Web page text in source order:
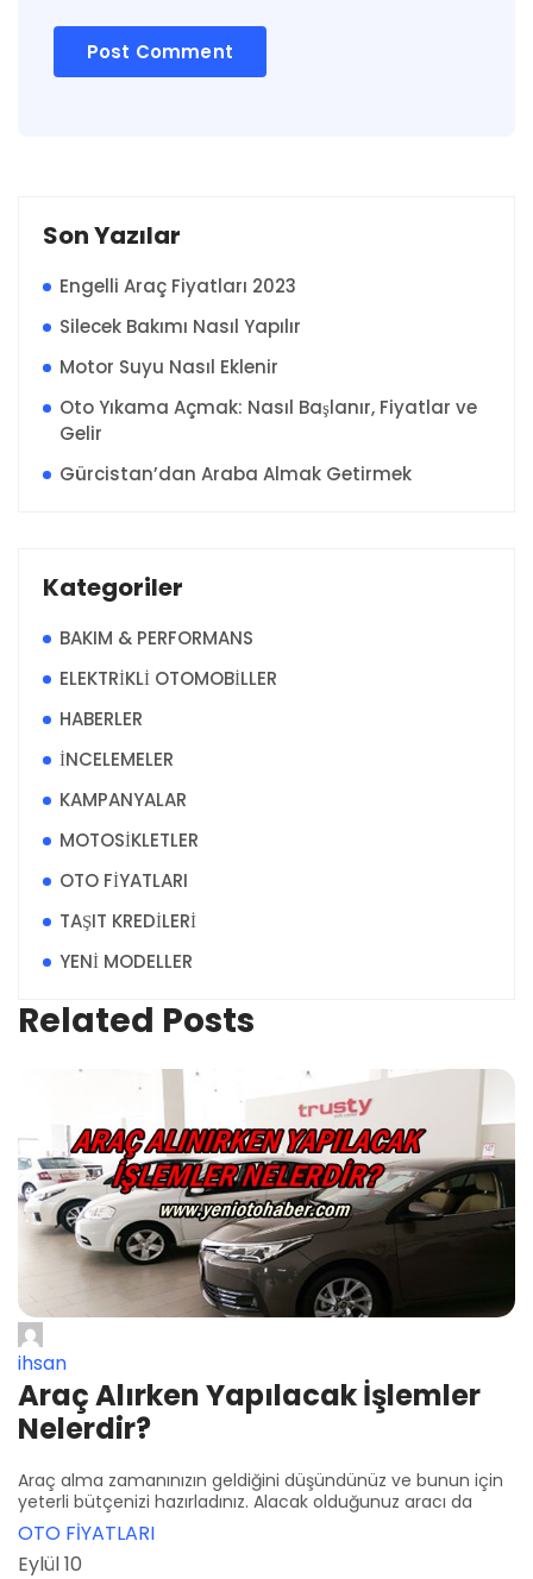
Son Yazılar
Engelli Araç Fiyatları 2023
Silecek Bakımı Nasıl Yapılır
Motor Suyu Nasıl Eklenir
Oto Yıkama Açmak: Nasıl Başlanır, Fiyatlar ve
Gelir
Gürcistan’dan Araba Almak Getirmek
Kategoriler
BAKIM & PERFORMANS
ELEKTRİKLİ OTOMOBİLLER
HABERLER
İNCELEMELER
KAMPANYALAR
MOTOSİKLETLER
OTO FİYATLARI
TAŞIT KREDİLERİ
YENİ MODELLER
Related Posts
ihsan
Araç Alırken Yapılacak İşlemler
Nelerdir?
Araç alma zamanınızın geldiğini düşündünüz ve bunun için
yeterli bütçenizi hazırladınız. Alacak olduğunuz aracı da
OTO FİYATLARI
Eylül 10